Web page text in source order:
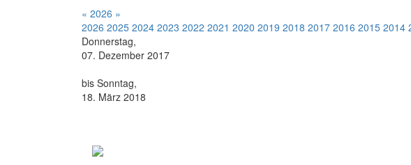
« 2026 »
2026 2025 2024 2023 2022 2021 2020 2019 2018 2017 2016 2015 2014
Donnerstag,
07. Dezember 2017
bis Sonntag,
18. März 2018